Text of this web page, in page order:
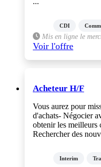
CDI
Mis en ligne le
Voir l'offre
Acheteur H/F
Vous aurez pour
d'achats- Négocier
obtenir les meilleurs
Rechercher des
Interim